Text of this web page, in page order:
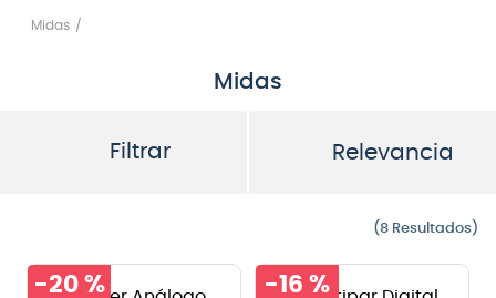
Midas
Midas
Filtrar Relevancia
8
-20 % -16 %
TÉRMINOS MÁS BUSCADOS
7.
teclado